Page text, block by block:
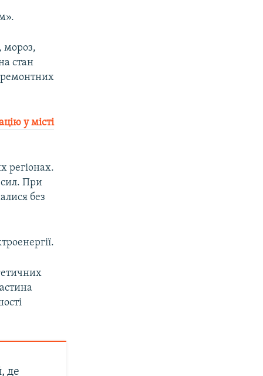
мороз,
стан
ремонтних
у місті
регіонах.
сил. При
без
де